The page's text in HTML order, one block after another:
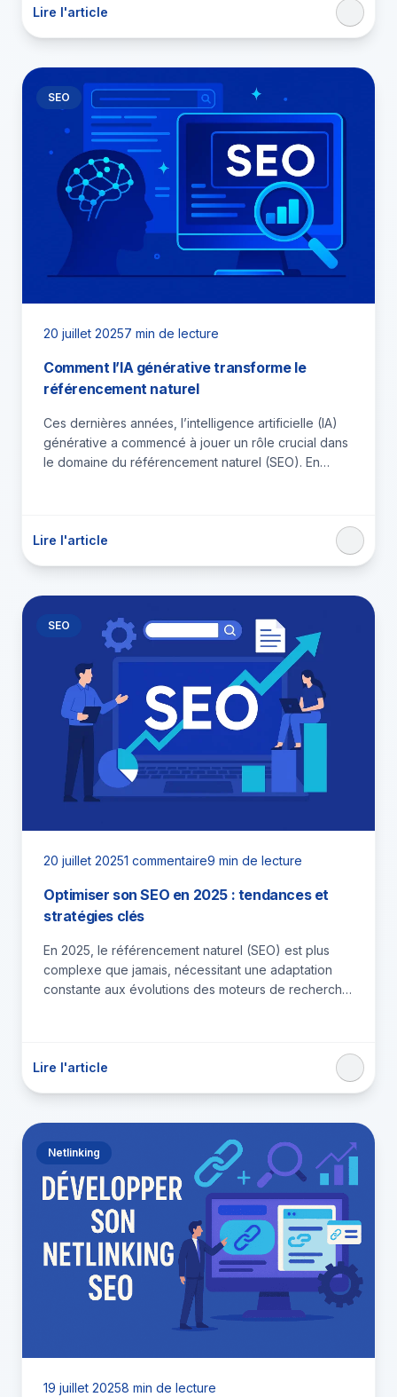
Lire l'article
SEO
20 juillet 20257 min de lecture
Comment l’IA générative transforme le
référencement naturel
Ces dernières années, l’intelligence artificielle (IA)
générative a commencé à jouer un rôle crucial dans
le domaine du référencement naturel (SEO). En
Lire l'article
SEO
20 juillet 20251 commentaire9 min de lecture
Optimiser son SEO en 2025 : tendances et
stratégies clés
En 2025, le référencement naturel (SEO) est plus
complexe que jamais, nécessitant une adaptation
constante aux évolutions des moteurs de recherche
Lire l'article
Netlinking
19 juillet 20258 min de lecture